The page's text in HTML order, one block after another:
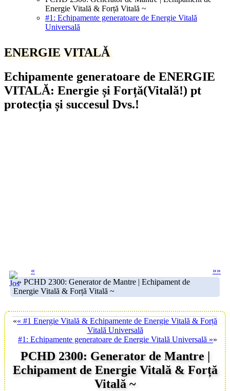
Energie Vitală & Forță Vitală ~
#1: Echipamente generatoare de Energie Vitală
Universală
ENERGIE VITALĂ
Echipamente generatoare de ENERGIE
VITALĂ: Energie și Forță(Vitală!) pt
protecția și succesul Dvs.!
« »»
» PCHD 2300: Generator de Mantre | Echipament de
Energie Vitală & Forță Vitală ~
«« #1 Energie Vitală & Echipamente de Energie Vitală & Forță
Vitală Universală
#1: Echipamente generatoare de Energie Vitală Universală »»
PCHD 2300: Generator de Mantre |
Echipament de Energie Vitală & Forță
Vitală ~